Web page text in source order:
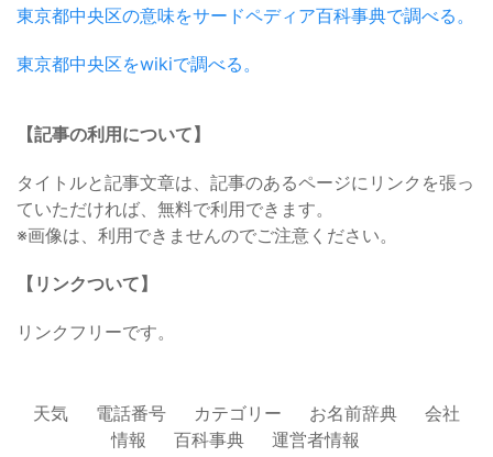
東京都中央区の意味をサードペディア百科事典で調べる。
東京都中央区をwikiで調べる。
【記事の利用について】
タイトルと記事文章は、記事のあるページにリンクを張っ
ていただければ、無料で利用できます。
※画像は、利用できませんのでご注意ください。
【リンクついて】
リンクフリーです。
天気 電話番号 カテゴリー お名前辞典
会社
情報
百科事典 運営者情報